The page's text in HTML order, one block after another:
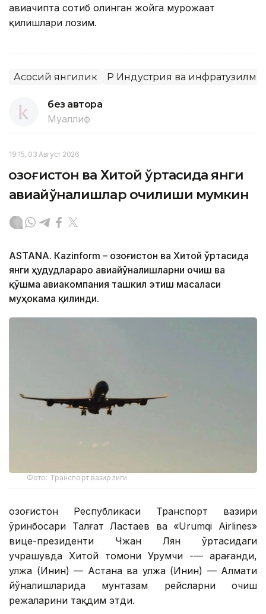
авиачипта сотиб олинган жойга мурожаат
қилишлари лозим.
Асосий янгилик ҚР Индустрия ва
без автора
Муаллиф
19:15, 03 Август 2026
Қозоғистон ва Хитой ўртасида янги
авиайўналишлар очилиши мумкин
ASTANА. Кazinform – Қозоғистон ва Хитой ўртасида
янги ҳудудлараро авиайўналишларни очиш ва
қўшма авиакомпания ташкил этиш масаласи
муҳокама қилинди.
Фото: Транспорт вазирлиги
Қозоғистон Республикаси Транспорт вазири
ўринбосари Талғат Ластаев ва «Urumqi Airlines»
вице-президенти Чжан Лян ўртасидаги
учрашувда Хитой томони Урумчи -— Қарағанди,
Қулжа (Инин) — Астана ва Қулжа (Инин) — Алмати
йўналишларида мунтазам рейсларни очиш
режаларини тақдим этди.